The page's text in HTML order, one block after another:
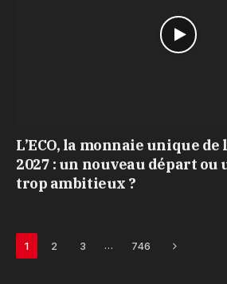
L’ECO, la monnaie unique de
2027 : un nouveau départ
trop ambitieux ?
1 2 3 … 746 Next